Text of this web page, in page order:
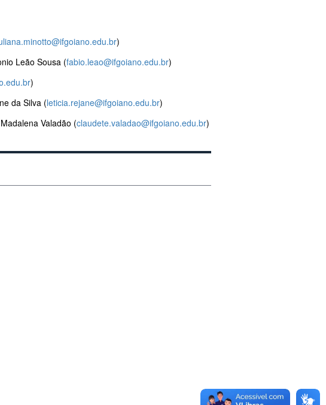
)
Leão Sousa (fabio.leao@ifgoiano.edu.br)
)
da Silva (leticia.rejane@ifgoiano.edu.br)
Valadão (claudete.valadao@ifgoiano.edu.br)